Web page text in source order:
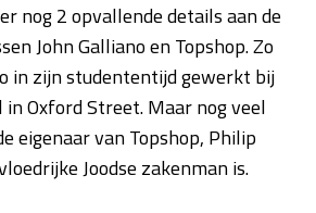
nog 2 opvallende details aan de
John Galliano en Topshop. Zo
in zijn studententijd gewerkt bij
Oxford Street. Maar nog veel
eigenaar van Topshop, Philip
Joodse zakenman is.